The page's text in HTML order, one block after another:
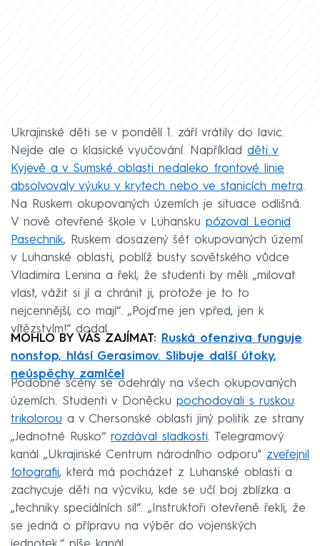
Ukrajinské děti se v pondělí 1. září vrátily do lavic.
Nejde ale o klasické vyučování. Například děti v
Kyjevě a v Sumské oblasti nedaleko frontové linie
absolvovaly výuku v krytech nebo ve stanicích metra.
Na Ruskem okupovaných územích je situace odlišná.
V nově otevřené škole v Luhansku pózoval Leonid
Pasechnik, Ruskem dosazený šéf okupovaných území
v Luhanské oblasti, poblíž busty sovětského vůdce
Vladimira Lenina a řekl, že studenti by měli „milovat
vlast, vážit si jí a chránit ji, protože je to to
nejcennější, co mají“. „Pojďme jen vpřed, jen k
vítězstvím!“ dodal.
MOHLO BY VÁS ZAJÍMAT:
Ruská ofenziva funguje
nonstop, hlásí Gerasimov. Slibuje další útoky,
neúspěchy zamlčel
Podobné scény se odehrály na všech okupovaných
územích. Studenti v Doněcku pochodovali s ruskou
trikolorou a v Chersonské oblasti jiný politik ze strany
„Jednotné Rusko“ rozdával sladkosti. Telegramový
kanál „Ukrajinské Centrum národního odporu" zveřejnil
fotografii, která má pocházet z Luhanské oblasti a
zachycuje děti na výcviku, kde se učí boj zblízka a
„techniky speciálních sil“. „Instruktoři otevřeně řekli, že
se jedná o přípravu na výběr do vojenských